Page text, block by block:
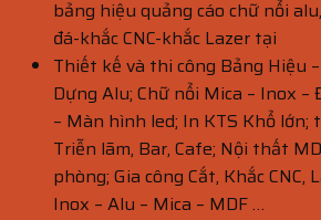
bảng hiệu quảng cáo chữ nổi
đá-khắc CNC-khắc Lazer tại
Thiết kế và thi công Bảng Hiệu
Dựng Alu; Chữ nổi Mica – Inox –
– Màn hình led; In KTS Khổ lớn;
Triễn lãm, Bar, Cafe; Nội thất
phòng; Gia công Cắt, Khắc CNC,
Inox – Alu – Mica – MDF …